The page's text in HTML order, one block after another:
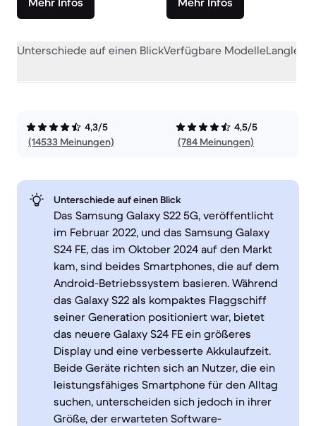
Unterschiede auf einen BlickVerfügbare Modelle
4,3/5
(14533 Meinungen)
4,5/5
(784 Meinungen)
Unterschiede auf einen Blick
Das Samsung Galaxy S22 5G, veröffentlicht
im Februar 2022, und das Samsung Galaxy
S24 FE, das im Oktober 2024 auf den Markt
kam, sind beides Smartphones, die auf dem
Android-Betriebssystem basieren. Während
das Galaxy S22 als kompaktes Flaggschiff
seiner Generation positioniert war, bietet
das neuere Galaxy S24 FE ein größeres
Display und eine verbesserte Akkulaufzeit.
Beide Geräte richten sich an Nutzer, die ein
leistungsfähiges Smartphone für den Alltag
suchen, unterscheiden sich jedoch in ihrer
Größe, der erwarteten Software-